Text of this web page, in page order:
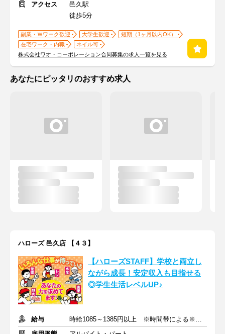
アクセス
邑久駅
徒歩5分
副業・Ｗワーク歓迎 大学生歓迎
短期（1ヶ月以内OK）
在宅ワーク・内職
ネイル可
株式会社ワオ・コーポレーション合同募集の求人一覧を見る
あなたにピッタリのおすすめ求人
ハローズ 邑久店 【４３】
【ハローズSTAFF】学校と両立し
ながら成長！安定収入も目指せる
◎学生生活レベルUP♪
給与
時給1085～1385円以上 ※時間帯による※交通費支給